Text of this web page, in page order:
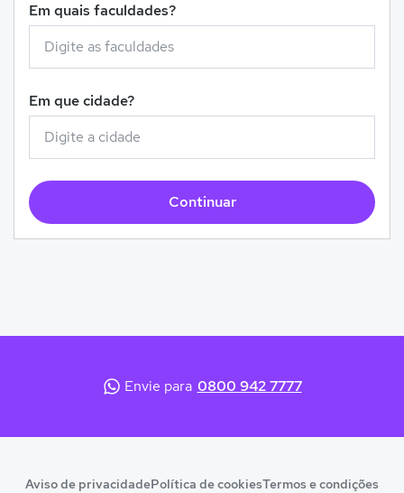
Em quais faculdades?
Em que cidade?
Continuar
Envie para 0800 942 7777
Aviso de privacidadePolítica de cookiesTermos e condições